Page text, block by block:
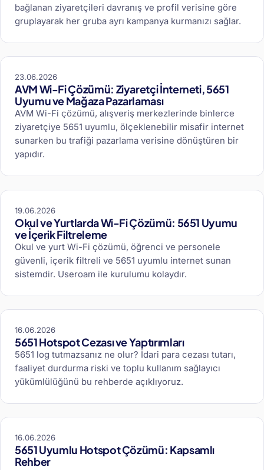
bağlanan ziyaretçileri davranış ve profil verisine göre
gruplayarak her gruba ayrı kampanya kurmanızı sağlar.
23.06.2026
AVM Wi-Fi Çözümü: Ziyaretçi İnterneti, 5651
Uyumu ve Mağaza Pazarlaması
AVM Wi-Fi çözümü, alışveriş merkezlerinde binlerce
ziyaretçiye 5651 uyumlu, ölçeklenebilir misafir internet
sunarken bu trafiği pazarlama verisine dönüştüren bir
yapıdır.
19.06.2026
Okul ve Yurtlarda Wi-Fi Çözümü: 5651 Uyumu
ve İçerik Filtreleme
Okul ve yurt Wi-Fi çözümü, öğrenci ve personele
güvenli, içerik filtreli ve 5651 uyumlu internet sunan
sistemdir. Useroam ile kurulumu kolaydır.
16.06.2026
5651 Hotspot Cezası ve Yaptırımları
5651 log tutmazsanız ne olur? İdari para cezası tutarı,
faaliyet durdurma riski ve toplu kullanım sağlayıcı
yükümlülüğünü bu rehberde açıklıyoruz.
16.06.2026
5651 Uyumlu Hotspot Çözümü: Kapsamlı
Rehber